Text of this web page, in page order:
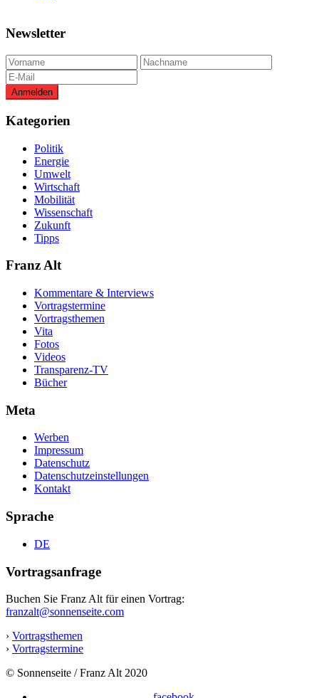
Newsletter
Kategorien
Politik
Energie
Umwelt
Wirtschaft
Mobilität
Wissenschaft
Zukunft
Tipps
Franz Alt
Kommentare & Interviews
Vortragstermine
Vortragsthemen
Vita
Fotos
Videos
Transparenz-TV
Bücher
Meta
Werben
Impressum
Datenschutz
Datenschutzeinstellungen
Kontakt
Sprache
DE
Vortragsanfrage
Buchen Sie Franz Alt für einen Vortrag:
franzalt@sonnenseite.com
› Vortragsthemen
› Vortragstermine
© Sonnenseite / Franz Alt 2020